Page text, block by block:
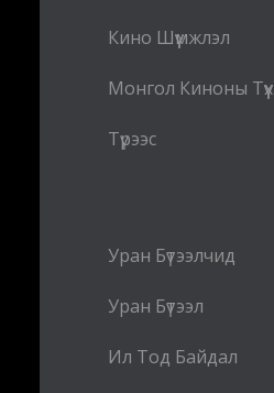
Кино Шүүмжлэл
Монгол Киноны Түүх
Түрээс
Уран Бүтээлчид
Уран Бүтээл
Ил Тод Байдал